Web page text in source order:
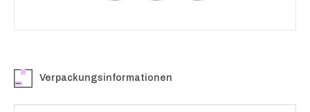
Verpackungsinformationen